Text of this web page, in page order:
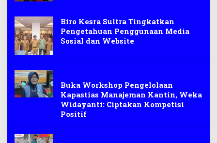
Biro Kesra Sultra Tingkatkan
Pengetahuan Penggunaan Media
Sosial dan Website
Buka Workshop Pengelolaan
Kapastias Manajeman Kantin, Weka
Widayanti: Ciptakan Kompetisi
Positif